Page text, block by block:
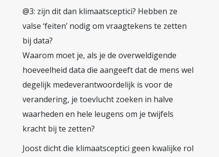
@3: zijn dit dan klimaatsceptici? Hebben ze
valse ‘feiten’ nodig om vraagtekens te zetten
bij data?
Waarom moet je, als je de overweldigende
hoeveelheid data die aangeeft dat de mens wel
degelijk medeverantwoordelijk is voor de
verandering, je toevlucht zoeken in halve
waarheden en hele leugens om je twijfels
kracht bij te zetten?
Joost dicht die klimaatsceptici geen kwalijke rol